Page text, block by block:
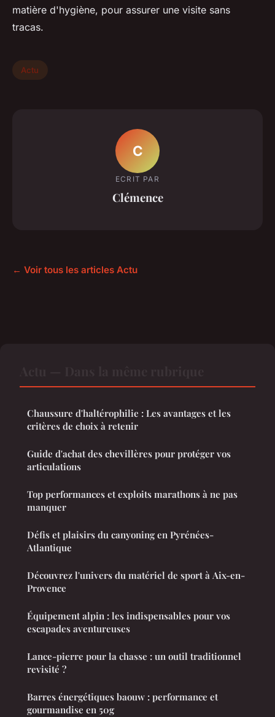
matière d'hygiène, pour assurer une visite sans
tracas.
Actu
C
ECRIT PAR
Clémence
← Voir tous les articles Actu
Chaussure d'haltérophilie : Les avantages et les
critères de choix à retenir
Guide d'achat des chevillères pour protéger vos
articulations
Top performances et exploits marathons à ne pas
manquer
Défis et plaisirs du canyoning en Pyrénées-
Atlantique
Découvrez l'univers du matériel de sport à Aix-en-
Provence
Équipement alpin : les indispensables pour vos
escapades aventureuses
Lance-pierre pour la chasse : un outil traditionnel
revisité ?
Barres énergétiques baouw : performance et
gourmandise en 50g